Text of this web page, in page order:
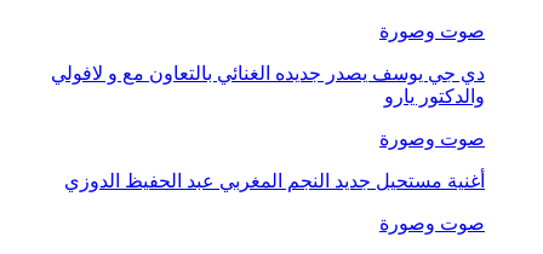
صوت وصورة
دي جي يوسف يصدر جديده الغنائي بالتعاون مع و لافولي
والدكتور يارو
صوت وصورة
أغنية مستحيل جديد النجم المغربي عبد الحفيظ الدوزي
صوت وصورة